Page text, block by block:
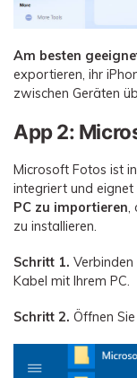
Am besten
exportieren, ihr
zwischen Geräten
App 2:
Microsoft Fotos ist
integriert und eignet
PC zu importieren,
zu installieren.
Schritt 1. Verbinden
Kabel mit Ihrem PC.
Schritt 2. Öffnen